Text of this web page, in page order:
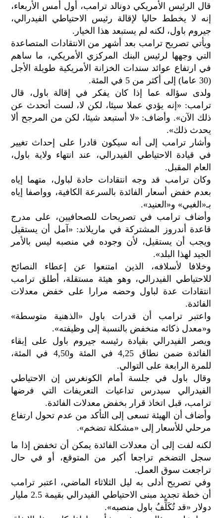
قال الرئيس الأمريكي دونالد ترامب، أول أمس الأربعاء،
إنه لا يخطط حاليا لإقالة رئيس الاحتياطي الفيدرالي،
جيروم باول، لكنه لم يستبعد هذا الخيار.
ويأتي تصريح ترامب بعد أشهر من الانتقادات المتصاعدة
التي وجهها لرئيس البنك المركزي الأمريكي، ما ساهم
في ارتفاع عوائد سندات الخزانة الأمريكية طويلة الأجل
(30 عاما) إلى أكثر من 5 في المئة.
ولدى سؤاله عما إذا كان يفكر في إقالة باول، قال
ترامب: «إنه يؤدي عملا سيئا، لكن لا، لست أتحدث عن
ذلك الآن». وأضاف: «لا أستبعد شيئا، لكن من المرجح ألا
يحدث ذلك».
وأشار ترامب إلى أنه سيكون قادرا على إحداث تغيير
في قيادة الاحتياطي الفيدرالي، عند انتهاء ولاية باول،
العام المقبل.
وكان ترامب قد وجه انتقادات حادة لباول، متهما إياه
بعدم خفض أسعار الفائدة بالسرعة الكافية، وواصفا إياه
بـ«الغبي» و«العنيد».
وأضاف ترامب في تصريحات للصحافيين، على مدرج
قاعدة أندروز المشتركة في ماريلاند: «آمل أن يستقيل
ويجب أن يستقيل، لأن وجوده في منصبه ليس بالأمر
الجيد لهذا البلد».
وخلافا لأسلافه، الذين امتنعوا عن إعطاء النصائح
للاحتياطي الفيدرالي، وهو هيئة مستقلة، أطلق ترامب
انتقادات عدة لباول وحضه مرارا على خفض معدلات
الفائدة.
واعتبر ترامب أن قدرات باول «الذهنية متوسطة»
و«معدل ذكائه منخفض بالنسبة إلى وظيفته».
ويصر الفيدرالي بقيادة رئيسه جيروم باول على إبقاء
الفائدة ضمن نطاق 4,25 في المئة و4,50 في المئة،
للمرة الرابعة على التوالي.
وقال باول في جلسة أمام الكونغرس إن الاحتياطي
الفيدرالي سيدرس تداعيات التعريفات التي فرضها
ترامب، قبل اتخاذ قرار بخفض معدلات الفائدة.
وأضاف أن الهيئة تسعى إلى التأكد من عدم تحول ارتفاع
مرحلي للأسعار إلى «مشكلة تضخم».
لكنه لفت إلى أن معدلات الفائدة يمكن أن تخفض إذا ما
سجل التضخم تراجعا أكبر من المتوقع، أو في حال
تراجعت سوق العمل.
وفي تصريح أدلى به ليل الثلاثاء الماضي، اعتبر ترامب
أن خطة تجديد مبنى الاحتياطي الفيدرالي بقيمة 2.5 مليار
دولار «قد تُكَلِّفُ باول منصبه».